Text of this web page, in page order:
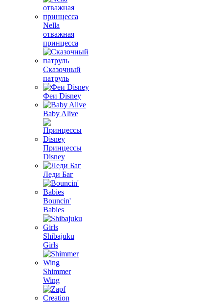
Nella
отважная
принцесса
Сказочный
патруль
Феи Disney
Baby Alive
Принцессы
Disney
Леди Баг
Bouncin'
Babies
Shibajuku
Girls
Shimmer
Wing